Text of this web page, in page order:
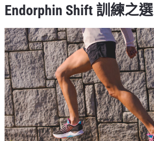
Endorphin Shift 訓練之選